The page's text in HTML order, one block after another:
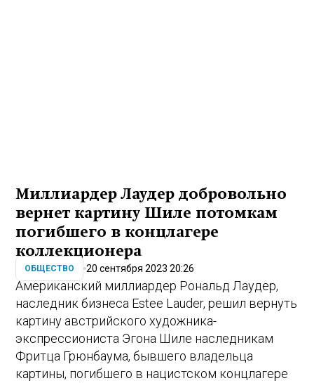
Миллиардер Лаудер добровольно
вернет картину Шиле потомкам
погибшего в концлагере
коллекционера
ОБЩЕСТВО 20 сентября 2023 20:26
Американский миллиардер Рональд Лаудер,
наследник бизнеса Estee Lauder, решил вернуть
картину австрийского художника-
экспрессиониста Эгона Шиле наследникам
Фритца Грюнбаума, бывшего владельца
картины, погибшего в нацистском концлагере